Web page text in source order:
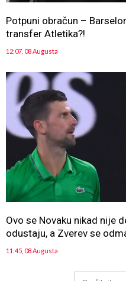
Potpuni obračun –
transfer Atletika?!
12:07, 08 Augusta
Ovo se Novaku nikad nije
odustaju, a Zverev se
11:45, 08 Augusta